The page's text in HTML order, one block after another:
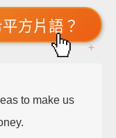
方片語？
to make us